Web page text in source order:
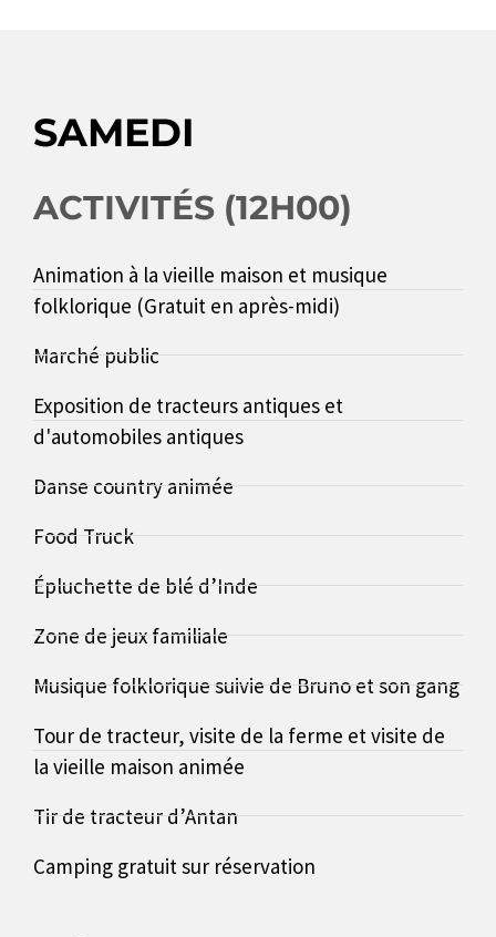
SAMEDI
ACTIVITÉS (12H00)
Animation à la vieille maison et musique
folklorique (Gratuit en après-midi)
Marché public
Exposition de tracteurs antiques et
d'automobiles antiques
Danse country animée
Food Truck
Épluchette de blé d’Inde
Zone de jeux familiale
Musique folklorique suivie de Bruno et son gang
Tour de tracteur, visite de la ferme et visite de
la vieille maison animée
Tir de tracteur d’Antan
Camping gratuit sur réservation